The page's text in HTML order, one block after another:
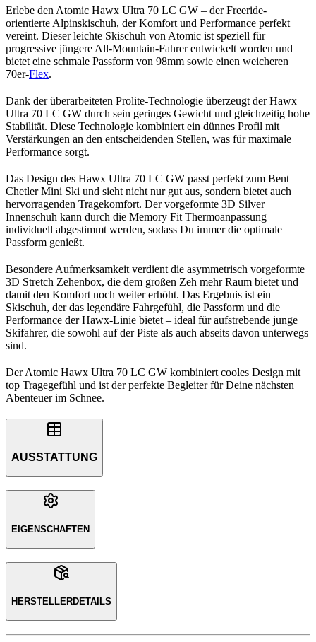
Erlebe den Atomic Hawx Ultra 70 LC GW – der Freeride-
orientierte Alpinskischuh, der Komfort und Performance perfekt
vereint. Dieser leichte Skischuh von Atomic ist speziell für
progressive jüngere All-Mountain-Fahrer entwickelt worden und
bietet eine schmale Passform von 98mm sowie einen weicheren
70er-Flex.
Dank der überarbeiteten Prolite-Technologie überzeugt der Hawx
Ultra 70 LC GW durch sein geringes Gewicht und gleichzeitig hohe
Stabilität. Diese Technologie kombiniert ein dünnes Profil mit
Verstärkungen an den entscheidenden Stellen, was für maximale
Performance sorgt.
Das Design des Hawx Ultra 70 LC GW passt perfekt zum Bent
Chetler Mini Ski und sieht nicht nur gut aus, sondern bietet auch
hervorragenden Tragekomfort. Der vorgeformte 3D Silver
Innenschuh kann durch die Memory Fit Thermoanpassung
individuell abgestimmt werden, sodass Du immer die optimale
Passform genießt.
Besondere Aufmerksamkeit verdient die asymmetrisch vorgeformte
3D Stretch Zehenbox, die dem großen Zeh mehr Raum bietet und
damit den Komfort noch weiter erhöht. Das Ergebnis ist ein
Skischuh, der das legendäre Fahrgefühl, die Passform und die
Performance der Hawx-Linie bietet – ideal für aufstrebende junge
Skifahrer, die sowohl auf der Piste als auch abseits davon unterwegs
sind.
Der Atomic Hawx Ultra 70 LC GW kombiniert cooles Design mit
top Tragegefühl und ist der perfekte Begleiter für Deine nächsten
Abenteuer im Schnee.
AUSSTATTUNG
EIGENSCHAFTEN
HERSTELLERDETAILS